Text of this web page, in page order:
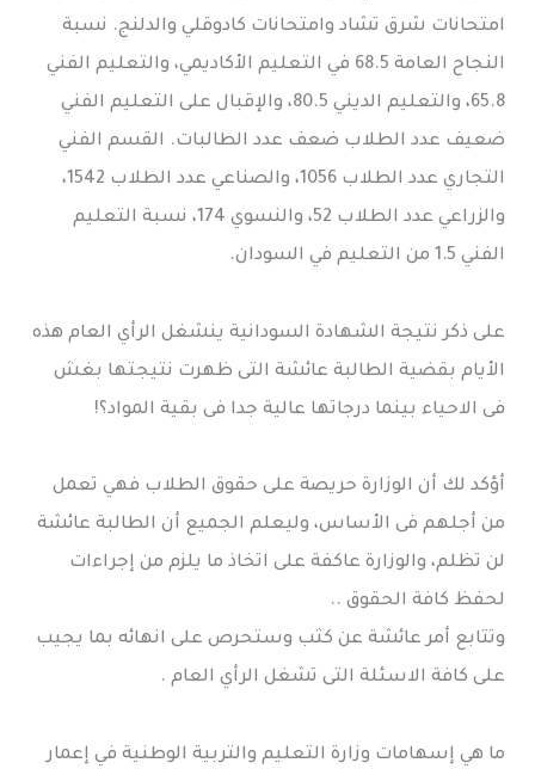
امتحانات شرق تشاد وامتحانات كادوقلي والدلنج. نسبة
النجاح العامة 68.5 في التعليم الأكاديمي، والتعليم الفني
65.8، والتعليم الديني 80.5، والإقبال على التعليم الفني
ضعيف عدد الطلاب ضعف عدد الطالبات. القسم الفني
التجاري عدد الطلاب 1056، والصناعي عدد الطلاب 1542،
والزراعي عدد الطلاب 52، والنسوي 174، نسبة التعليم
الفني 1.5 من التعليم في السودان.
على ذكر نتيجة الشهادة السودانية ينشغل الرأي العام هذه
الأيام بقضية الطالبة عائشة التى ظهرت نتيجتها بغش
فى الاحياء بينما درجاتها عالية جدا فى بقية المواد؟!
أؤكد لك أن الوزارة حريصة على حقوق الطلاب فهي تعمل
من أجلهم فى الأساس، وليعلم الجميع أن الطالبة عائشة
لن تظلم، والوزارة عاكفة على اتخاذ ما يلزم من إجراءات
لحفظ كافة الحقوق ..
وتتابع أمر عائشة عن كثب وستحرص على انهائه بما يجيب
على كافة الاسئلة التى تشغل الرأي العام .
ما هي إسهامات وزارة التعليم والتربية الوطنية في إعمار